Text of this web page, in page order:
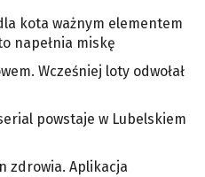
kota ważnym elementem
napełnia miskę
Wcześniej loty odwołał
powstaje w Lubelskiem
zdrowia. Aplikacja